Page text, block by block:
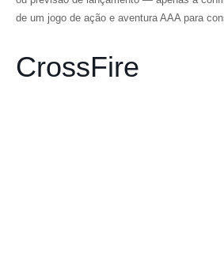
de um jogo de ação e aventura AAA para
CrossFire